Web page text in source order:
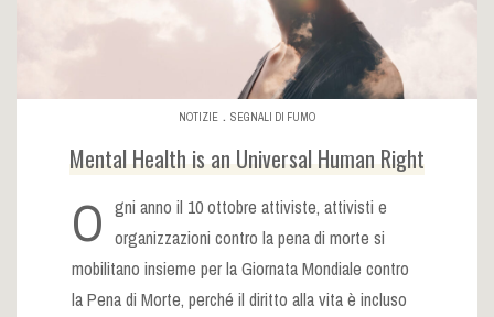
NOTIZIE . SEGNALI DI FUMO
Mental Health is an Universal Human Right
O gni anno il 10 ottobre attiviste, attivisti e
organizzazioni contro la pena di morte si
mobilitano insieme per la Giornata Mondiale contro
la Pena di Morte, perché il diritto alla vita è incluso